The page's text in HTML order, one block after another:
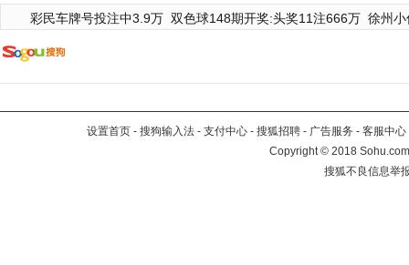
彩民车牌号投注中3.9万 双色球148期开奖:头奖11注666万 徐州
设置首页 - 搜狗输入法 - 支付中心 - 搜狐招聘 - 广告服务 - 客服中心
Copyright©2018
搜狐不良信息举